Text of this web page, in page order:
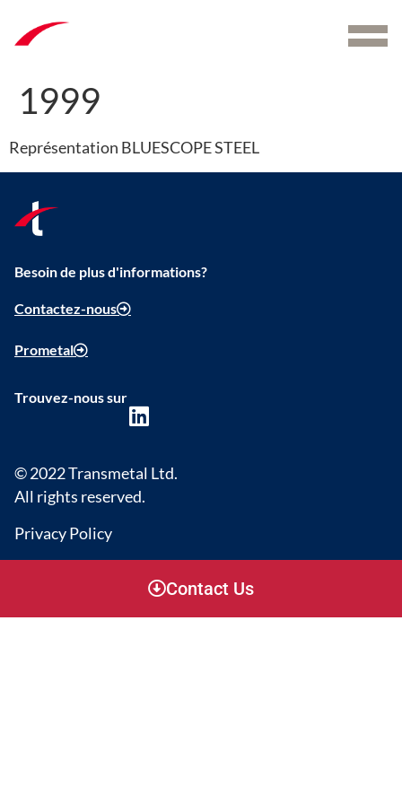
1999
Représentation BLUESCOPE STEEL
Besoin de plus d'informations?
Contactez-nous
Prometal
Trouvez-nous sur
© 2022 Transmetal Ltd.
All rights reserved.
Privacy Policy
Contact Us